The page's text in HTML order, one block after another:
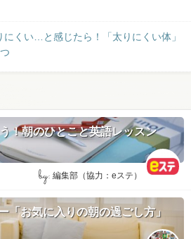
にくい…と感じたら！「太りにくい体」
！朝のひとこと英語レッスン
by: 編集部（協力：eステ）
「お気に入りの朝の過ごし方」